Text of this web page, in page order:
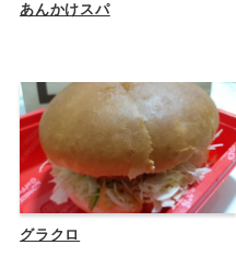
あんかけスパ
グラクロ